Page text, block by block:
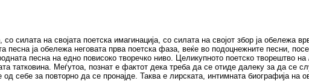
силата на својата поетска имагинација, со силата на својот збор ја обележа
песна ја обележа неговата прва поетска фаза, веќе во подоцнежните песни,
песна на едно повисоко творечко ниво. Целикупното поетско творештво
татковина. Меѓутоа, познат е фактот дека треба да се отиде далеку за да се
себе за повторно да се пронајде. Таква е лирската, интимната биографија на